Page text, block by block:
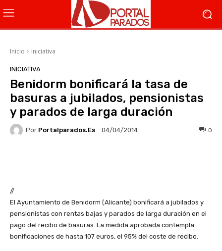
Inicio Iniciativa
INICIATIVA
Benidorm bonificará la tasa de
basuras a jubilados, pensionistas
y parados de larga duración
Por Portalparados.es 04/04/2014 0
//
El Ayuntamiento de Benidorm (Alicante) bonificará a jubilados y
pensionistas con rentas bajas y parados de larga duración en el
pago del recibo de basuras. La medida aprobada contempla
bonificaciones de hasta 107 euros, el 95% del coste de recibo.